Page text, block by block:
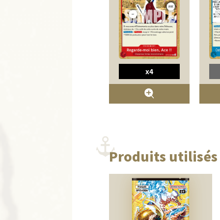
x4
Produits utilisés